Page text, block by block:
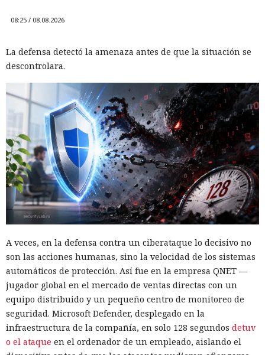
08:25 / 08.08.2026
La defensa detectó la amenaza antes de que la situación se
descontrolara.
A veces, en la defensa contra un ciberataque lo decisivo no
son las acciones humanas, sino la velocidad de los sistemas
automáticos de protección. Así fue en la empresa QNET —
jugador global en el mercado de ventas directas con un
equipo distribuido y un pequeño centro de monitoreo de
seguridad. Microsoft Defender, desplegado en la
infraestructura de la compañía, en solo 128 segundos detuv
o el ataque en el ordenador de un empleado, aislando el